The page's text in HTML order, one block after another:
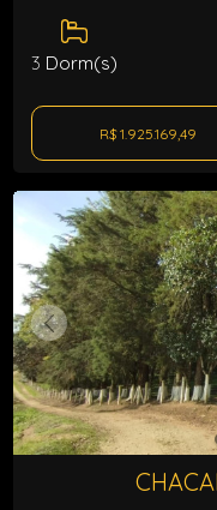
3 Dorm(s)
R$ 1.925.169,49